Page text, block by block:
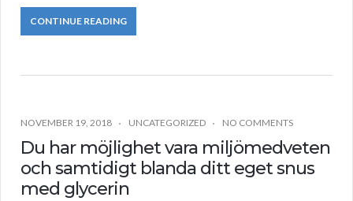
CONTINUE READING
NOVEMBER 19, 2018 UNCATEGORIZED NO COMMENTS
Du har möjlighet vara miljömedveten
och samtidigt blanda ditt eget snus
med glycerin